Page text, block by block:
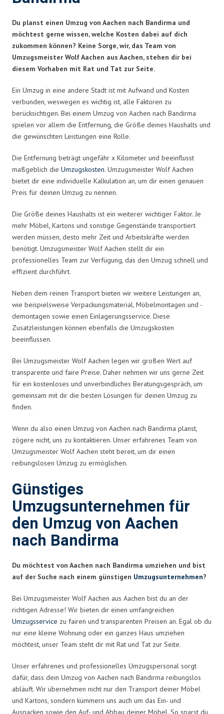
Du planst einen Umzug von Aachen nach Bandirma und
möchtest gerne wissen, welche Kosten dabei auf dich
zukommen können? Keine Sorge, wir, das Team von
Umzugsmeister Wolf Aachen aus Aachen, stehen dir bei
diesem Vorhaben mit Rat und Tat zur Seite.
Ein Umzug in eine andere Stadt ist mit Aufwand und Kosten
verbunden, weswegen es wichtig ist, alle Faktoren zu
berücksichtigen. Bei einem Umzug von Aachen nach Bandirma
spielen vor allem die Entfernung, die Größe deines Haushalts und
die gewünschten Leistungen eine Rolle.
Die Entfernung beträgt ungefähr x Kilometer und beeinflusst
maßgeblich die Umzugskosten. Umzugsmeister Wolf Aachen
bietet dir eine individuelle Kalkulation an, um dir einen genauen
Preis für deinen Umzug zu nennen.
Die Größe deines Haushalts ist ein weiterer wichtiger Faktor. Je
mehr Möbel, Kartons und sonstige Gegenstände transportiert
werden müssen, desto mehr Zeit und Arbeitskräfte werden
benötigt. Umzugsmeister Wolf Aachen stellt dir ein
professionelles Team zur Verfügung, das den Umzug schnell und
effizient durchführt.
Neben dem reinen Transport bieten wir weitere Leistungen an,
wie beispielsweise Verpackungsmaterial, Möbelmontagen und -
demontagen sowie einen Einlagerungsservice. Diese
Zusatzleistungen können ebenfalls die Umzugskosten
beeinflussen.
Bei Umzugsmeister Wolf Aachen legen wir großen Wert auf
transparente und faire Preise. Daher nehmen wir uns gerne Zeit
für ein kostenloses und unverbindliches Beratungsgespräch, um
gemeinsam mit dir die besten Lösungen für deinen Umzug zu
finden.
Wenn du also einen Umzug von Aachen nach Bandirma planst,
zögere nicht, uns zu kontaktieren. Unser erfahrenes Team von
Umzugsmeister Wolf Aachen steht bereit, um dir einen
reibungslosen Umzug zu ermöglichen.
Günstiges
Umzugsunternehmen für
den Umzug von Aachen
nach Bandirma
Du möchtest von Aachen nach Bandirma umziehen und bist
auf der Suche nach einem günstigen Umzugsunternehmen?
Bei Umzugsmeister Wolf Aachen aus Aachen bist du an der
richtigen Adresse! Wir bieten dir einen umfangreichen
Umzugsservice zu fairen und transparenten Preisen an. Egal ob du
nur eine kleine Wohnung oder ein ganzes Haus umziehen
möchtest, unser Team steht dir mit Rat und Tat zur Seite.
Unser erfahrenes und professionelles Umzugspersonal sorgt
dafür, dass dein Umzug von Aachen nach Bandirma reibungslos
abläuft. Wir übernehmen nicht nur den Transport deiner Möbel
und Kartons, sondern kümmern uns auch um das Ein- und
Auspacken sowie den Auf- und Abbau deiner Möbel. So sparst du